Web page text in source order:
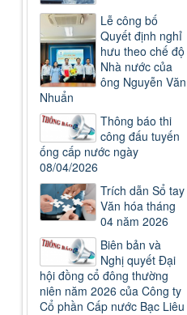
Lễ công bố
Quyết định nghỉ
hưu theo chế độ
Nhà nước của
ông Nguyễn Văn
Nhuẩn
Thông báo thi
công đấu tuyến
ống cấp nước ngày
08/04/2026
Trích dẫn Sổ tay
Văn hóa tháng
04 năm 2026
Biên bản và
Nghị quyết Đại
hội đồng cổ đông thường
niên năm 2026 của Công ty
Cổ phần Cấp nước Bạc Liêu